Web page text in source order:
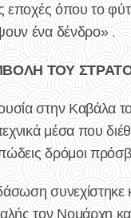
εποχές όπου το
ένα δένδρο» .
ΤΟΥ
στην Καβάλα
μέσα που
δρόμοι
συνεχίστηκε
τον Νομάρχη